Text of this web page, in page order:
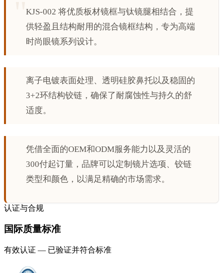
KJS-002 将优质板材镜框与钛镜腿相结合，提
供轻盈且结构耐用的混合镜框结构，专为高端
时尚眼镜系列设计。
离子电镀表面处理、透明硅胶鼻托以及稳固的
3+2环结构铰链，确保了耐腐蚀性与持久的舒
适度。
凭借全面的OEM和ODM服务能力以及灵活的
300付起订量，品牌可以定制镜片选项、铰链
类型和颜色，以满足精确的市场需求。
认证与合规
国际质量标准
有效认证 — 已验证并符合标准